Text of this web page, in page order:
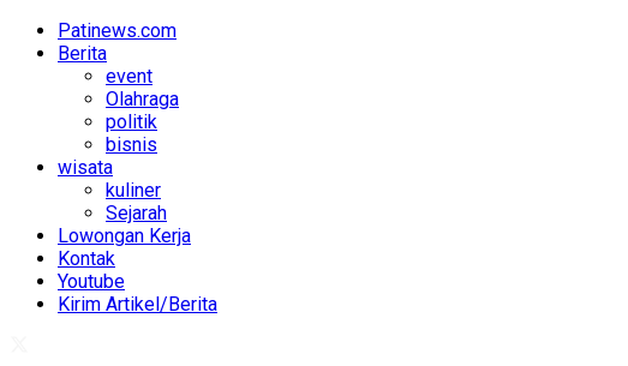
Patinews.com
Berita
event
Olahraga
politik
bisnis
wisata
kuliner
Sejarah
Lowongan Kerja
Kontak
Youtube
Kirim Artikel/Berita